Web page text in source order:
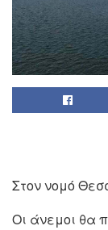
Στον νομό
Οι άνεμοι θα